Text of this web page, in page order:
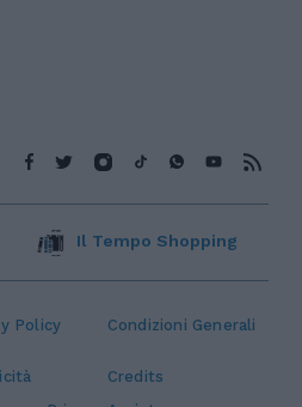
Policy Condizioni Generali
Credits
Il Tempo Shopping